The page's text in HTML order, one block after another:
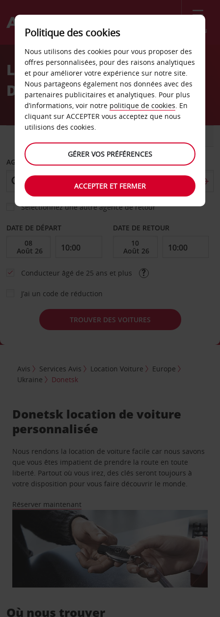
Menu
Welcome
AvisLocation de voiture
Donetsk
AGENCE DE DÉPART
Sélectionnez une autre agence de retour
DATE DE DÉPART DATE DE RETOUR
Conducteur âgé de 25 ans et plus
J’ai un code de réduction
TROUVER DES VOITURES
Avis Services Avis Location Voiture
Europe
Ukraine
Donetsk
Donetsk location de voiture
personnalisée
Nous rendons la location de voiture facile car nous savons
que vous êtes impatient de prendre la route en toute
liberté. Partout où vous irez, des clés seront toujours à
votre disposition pour vous faire découvrir le monde.
Réserver maintenant
Où nous trouver
Politique des cookies
Nous utilisons des cookies pour vous proposer des
offres personnalisées, pour des raisons analytiques
et pour améliorer votre expérience sur notre site.
Nous partageons également nos données avec des
partenaires publicitaires et analytiques. Pour plus
d’informations, voir notre politique de cookies. En
cliquant sur ACCEPTER vous acceptez que nous
utilisions des cookies.
GÉRER VOS PRÉFÉRENCES
ACCEPTER ET FERMER